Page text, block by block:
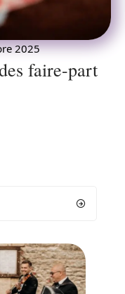
2025
faire-part